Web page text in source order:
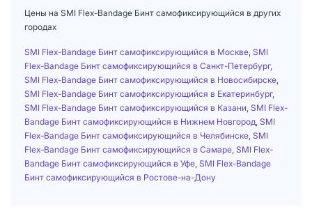
Цены на SMI Flex-Bandage Бинт самофиксирующийся в других
городах
SMI Flex-Bandage Бинт самофиксирующийся в Москве SMI
Flex-Bandage Бинт самофиксирующийся в Санкт-Петербург,
SMI Flex-Bandage Бинт самофиксирующийся в Новосибирске
SMI Flex-Bandage Бинт самофиксирующийся в Екатеринбург,
SMI Flex-Bandage Бинт самофиксирующийся в Казани SMI Flex-
Bandage Бинт самофиксирующийся в Нижнем Новгород SMI
Flex-Bandage Бинт самофиксирующийся в Челябинске SMI
Flex-Bandage Бинт самофиксирующийся в Самаре SMI Flex-
Bandage Бинт самофиксирующийся в Уфе SMI Flex-Bandage
Бинт самофиксирующийся в Ростове-на-Дону